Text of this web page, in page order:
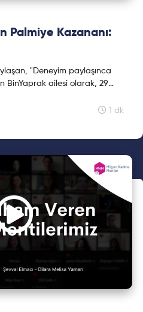
Palmiye Kazananı:
"Deneyim paylaşınca
BinYaprak ailesi olarak, 29
kadınların hikayelerini
Hikaye Hasadına, ilklerin
1 dk